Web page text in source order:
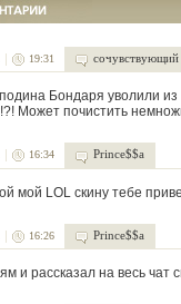
19:31 сочувствующий
Бондаря уволили
Может почистить
16:34 Prince$$a
мой LOL скину тебе
16:26 Prince$$a
и рассказал на весь чат